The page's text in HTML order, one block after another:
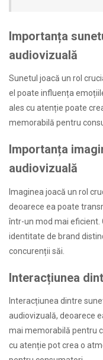
Importanța
audiovizuală
Sunetul joacă un rol
el poate influența
ales cu atenție poate
memorabilă pentru
Importanța
audiovizuală
Imaginea joacă un rol
deoarece ea poate
într-un mod mai eficient.
identitate de brand
concurenții săi.
Interacțiunea
Interacțiunea dintre
audiovizuală, deoarece
mai memorabilă pentru
cu atenție pot crea o